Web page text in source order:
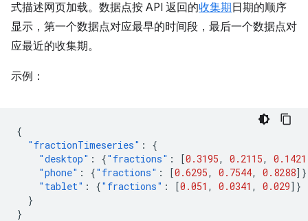
式描述网页加载。数据点按 API 返回的收集期 日期的顺序
显示，第一个数据点对应最早的时间段，最后一个数据点对
应最近的收集期。
示例：
{
"fractionTimeseries" :
{
"desktop" : {"fractions" : [0.3195, 0.2115, 0.1421
"phone" : {"fractions" : [0.6295, 0.7544, 0.8288
"tablet" : {"fractions" : [0.051 , 0.0341 , 0.029]}
}
}